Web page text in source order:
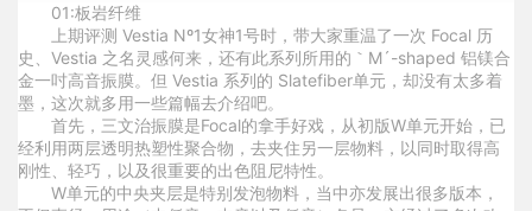
01:板岩纤维
上期评测 Vestia Nº1女神1号时，带大家重温了一次 Focal 历
史、Vestia 之名灵感何来，还有此系列所用的｀M´-shaped 铝镁合
金一吋高音振膜。但 Vestia 系列的 Slatefiber单元，却没有太多着
墨，这次就多用一些篇幅去介绍吧。
首先，三文治振膜是Focal的拿手好戏，从初版W单元开始，已
经利用两层透明热塑性聚合物，去夹住另一层物料，以同时取得高
刚性、轻巧，以及很重要的出色阻尼特性。
W单元的中央夹层是特别发泡物料，当中亦发展出很多版本，